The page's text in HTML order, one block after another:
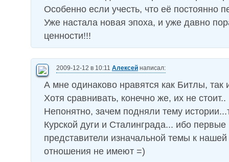
Особенно если учесть, что её постоянно
Уже настала новая эпоха, и уже давно
ценности!!!
2009-12-12 в 10:11 Алексей написал:
А мне одинаково нравятся как Битлы,
Хотя сравнивать, конечно же, их не стоит..
Непонятно, зачем подняли тему
Курской дуги и Сталинграда... ибо
представители изначальной темы к нашей
отношения не имеют =)